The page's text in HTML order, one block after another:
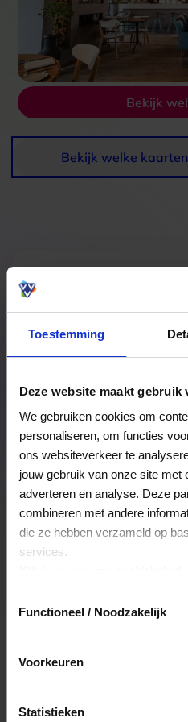
Toestemming
Deze website maakt gebruik
We gebruiken cookies om
personaliseren, om functies
ons websiteverkeer te
jouw gebruik van onze site met
adverteren en analyse. Deze
combineren met andere
die ze hebben verzameld op
services.
Functioneel / Noodzakelijk
Voorkeuren
Statistieken
Bekijk
Bekijk welke kaarten
Kruittorenweg 13
3441AV Woerden
Veelgestelde
Kan ik het saldo in
Ja, je mag het saldo
Hoelang blijft mijn
Het volledige saldo op